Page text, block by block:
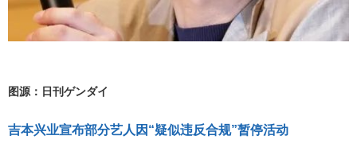
图源：日刊ゲンダイ
吉本兴业宣布部分艺人因“疑似违反合规”暂停活动